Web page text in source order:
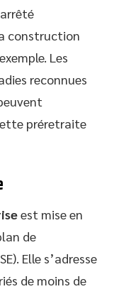
construction
Les
reconnues
préretraite
est mise en
de
Elle s’adresse
de moins de